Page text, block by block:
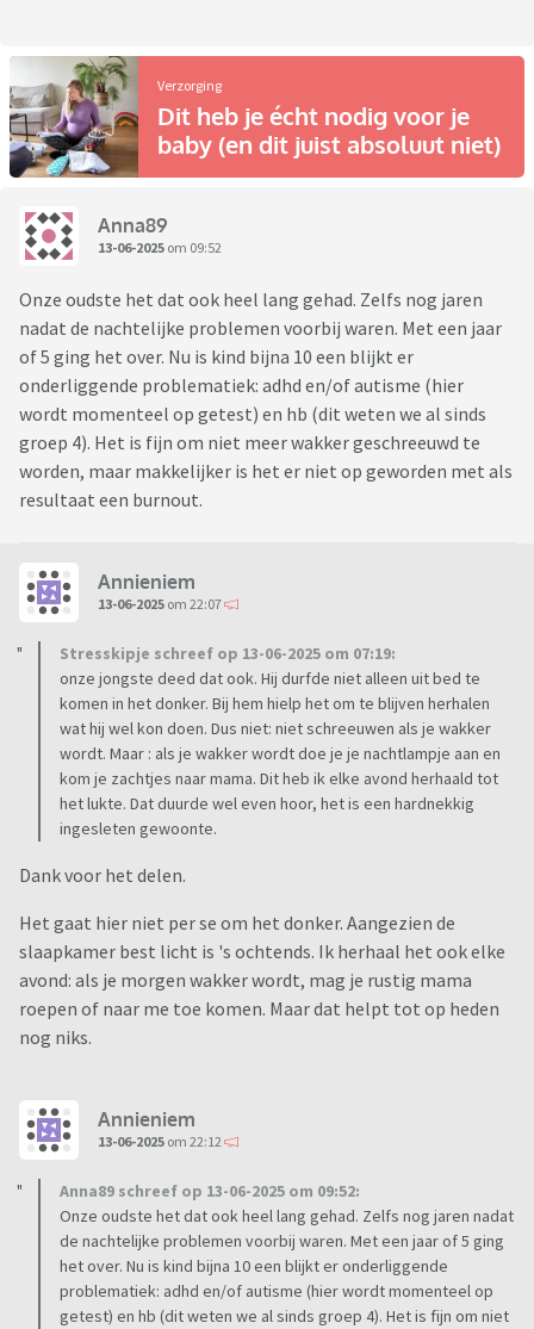
Verzorging
Dit heb je écht nodig voor je
baby (en dit juist absoluut niet)
Anna89
13-06-2025 om 09:52
Onze oudste het dat ook heel lang gehad. Zelfs nog jaren
nadat de nachtelijke problemen voorbij waren. Met een jaar
of 5 ging het over. Nu is kind bijna 10 een blijkt er
onderliggende problematiek: adhd en/of autisme (hier
wordt momenteel op getest) en hb (dit weten we al sinds
groep 4). Het is fijn om niet meer wakker geschreeuwd te
worden, maar makkelijker is het er niet op geworden met als
resultaat een burnout.
Annieniem
13-06-2025 om 22:07
Stresskipje schreef op 13-06-2025 om 07:19:
onze jongste deed dat ook. Hij durfde niet alleen uit bed te
komen in het donker. Bij hem hielp het om te blijven herhalen
wat hij wel kon doen. Dus niet: niet schreeuwen als je wakker
wordt. Maar : als je wakker wordt doe je je nachtlampje aan en
kom je zachtjes naar mama. Dit heb ik elke avond herhaald tot
het lukte. Dat duurde wel even hoor, het is een hardnekkig
ingesleten gewoonte.
Dank voor het delen.
Het gaat hier niet per se om het donker. Aangezien de
slaapkamer best licht is 's ochtends. Ik herhaal het ook elke
avond: als je morgen wakker wordt, mag je rustig mama
roepen of naar me toe komen. Maar dat helpt tot op heden
nog niks.
Annieniem
13-06-2025 om 22:12
Anna89 schreef op 13-06-2025 om 09:52:
Onze oudste het dat ook heel lang gehad. Zelfs nog jaren nadat
de nachtelijke problemen voorbij waren. Met een jaar of 5 ging
het over. Nu is kind bijna 10 een blijkt er onderliggende
problematiek: adhd en/of autisme (hier wordt momenteel op
getest) en hb (dit weten we al sinds groep 4). Het is fijn om niet